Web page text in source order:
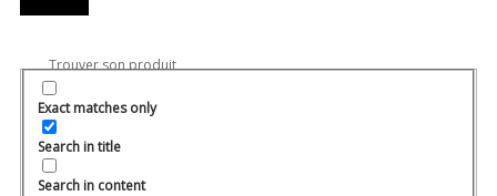
Exact matches only
Search in title
Search in content